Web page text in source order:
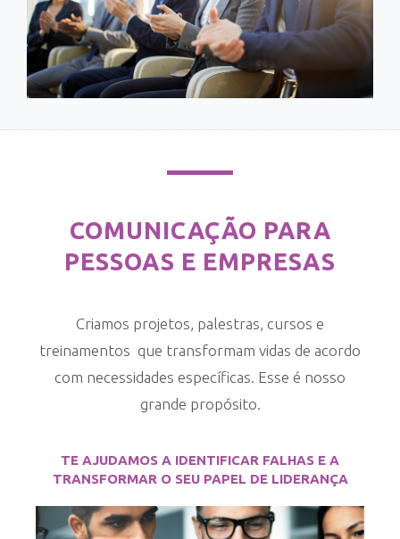
COMUNICAÇÃO PARA
PESSOAS E EMPRESAS
Criamos projetos, palestras, cursos e
treinamentos que transformam vidas de acordo
com necessidades específicas. Esse é nosso
grande propósito.
TE AJUDAMOS A IDENTIFICAR FALHAS E A
TRANSFORMAR O SEU PAPEL DE LIDERANÇA